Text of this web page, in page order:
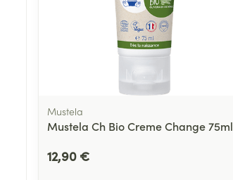
Mustela
Mustela Ch Bio Creme Change 75ml
12,90 €